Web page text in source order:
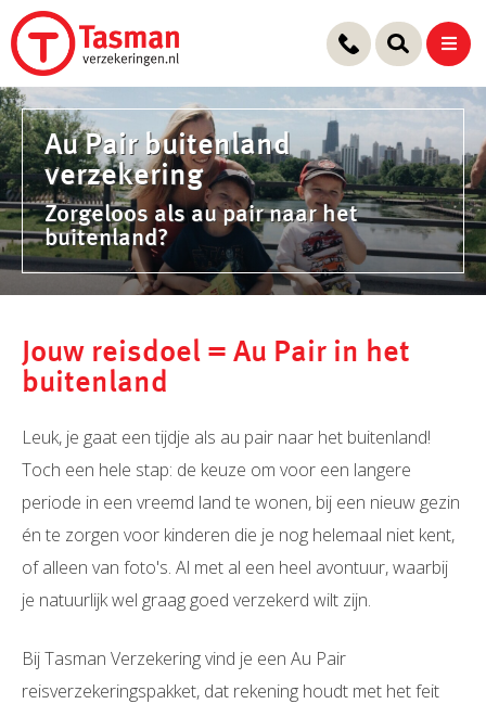
Ga
naar
inhoud
Au Pair buitenland
verzekering
Zorgeloos als au pair naar het
buitenland?
Jouw reisdoel = Au Pair in het
buitenland
Leuk, je gaat een tijdje als au pair naar het buitenland!
Toch een hele stap: de keuze om voor een langere
periode in een vreemd land te wonen, bij een nieuw gezin
én te zorgen voor kinderen die je nog helemaal niet kent,
of alleen van foto's. Al met al een heel avontuur, waarbij
je natuurlijk wel graag goed verzekerd wilt zijn.
Bij Tasman Verzekering vind je een Au Pair
reisverzekeringspakket, dat rekening houdt met het feit